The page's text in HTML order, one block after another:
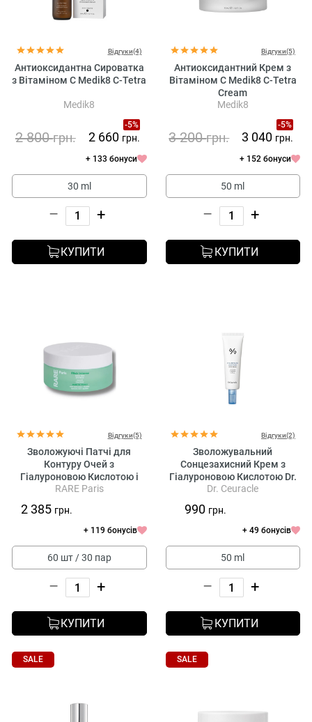
Відгуки(4)
Антиоксидантна Сироватка
з Вітаміном С Medik8 C-Tetra
Medik8
-5%
2 800грн. 2 660 грн.
+ 133 бонуси
30 ml
– +
КУПИТИ
Відгуки(5)
Антиоксидантний Крем з
Вітаміном C Medik8 C-Tetra
Cream
Medik8
-5%
3 200грн. 3 040 грн.
+ 152 бонуси
50 ml
– +
КУПИТИ
Відгуки(5)
Зволожуючі Патчі для
Контуру Очей з
Гіалуроновою Кислотою і
Скваланом Rare Paris Élixir
RARE Paris
2 385 грн.
+ 119 бонусів
60 шт / 30 пар
– +
КУПИТИ
Відгуки(2)
Зволожувальний
Сонцезахисний Крем з
Гіалуроновою Кислотою Dr.
Ceuracle Hyal Reyouth Moist
Dr. Ceuracle
990 грн.
+ 49 бонусів
50 ml
– +
КУПИТИ
SALE SALE